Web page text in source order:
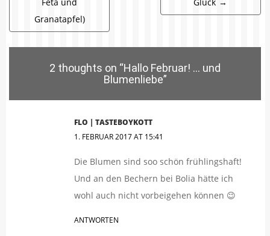
Granatapfel)
2 thoughts on “Hallo Februar! … und
Blumenliebe”
FLO | TASTEBOYKOTT
1. FEBRUAR 2017 AT 15:41
Die Blumen sind soo schön frühlingshaft!
Und an den Bechern bei Bolia hätte ich
wohl auch nicht vorbeigehen können 😉
ANTWORTEN